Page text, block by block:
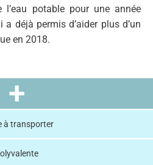
l’eau potable pour une année
déjà permis d’aider plus d’un
en 2018.
+
à transporter